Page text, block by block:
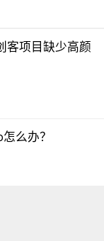
客项目缺少高颜
么办？